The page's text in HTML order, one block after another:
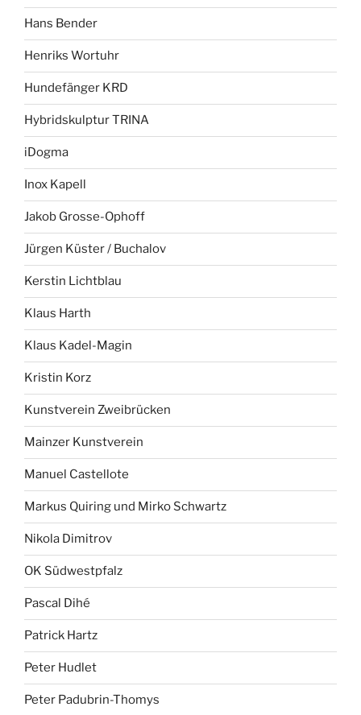
Hans Bender
Henriks Wortuhr
Hundefänger KRD
Hybridskulptur TRINA
iDogma
Inox Kapell
Jakob Grosse-Ophoff
Jürgen Küster / Buchalov
Kerstin Lichtblau
Klaus Harth
Klaus Kadel-Magin
Kristin Korz
Kunstverein Zweibrücken
Mainzer Kunstverein
Manuel Castellote
Markus Quiring und Mirko Schwartz
Nikola Dimitrov
OK Südwestpfalz
Pascal Dihé
Patrick Hartz
Peter Hudlet
Peter Padubrin-Thomys